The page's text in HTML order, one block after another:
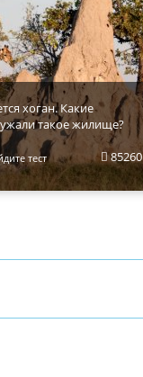
хоган. Какие
такое жилище?
85260
тест